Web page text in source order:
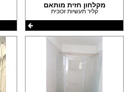
מקלחון חזית מותאם
קליר תעשיות זכוכית